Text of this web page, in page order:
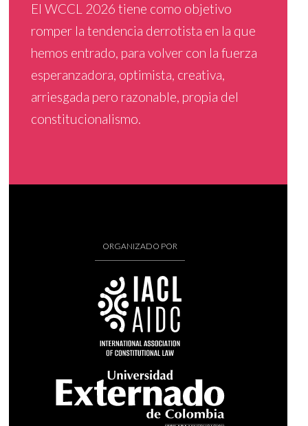
El WCCL 2026 tiene como objetivo
romper la tendencia derrotista en la que
hemos entrado, para volver con la fuerza
esperanzadora, optimista, creativa,
arriesgada pero razonable, propia del
constitucionalismo.
ORGANIZADO POR